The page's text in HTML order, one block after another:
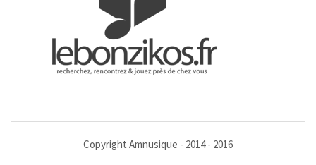
Copyright Amnusique - 2014 - 2016